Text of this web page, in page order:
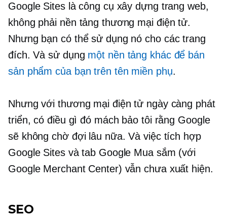
Google Sites là công cụ xây dựng trang web,
không phải nền tảng thương mại điện tử.
Nhưng bạn có thể sử dụng nó cho các trang
đích. Và sử dụng một nền tảng khác để bán
sản phẩm của bạn trên tên miền phụ.
Nhưng với thương mại điện tử ngày càng phát
triển, có điều gì đó mách bảo tôi rằng Google
sẽ không chờ đợi lâu nữa. Và việc tích hợp
Google Sites và tab Google Mua sắm (với
Google Merchant Center) vẫn chưa xuất hiện.
SEO